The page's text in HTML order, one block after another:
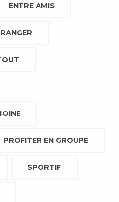
ENTRE AMIS
PROFITER EN GROUPE
SPORTIF